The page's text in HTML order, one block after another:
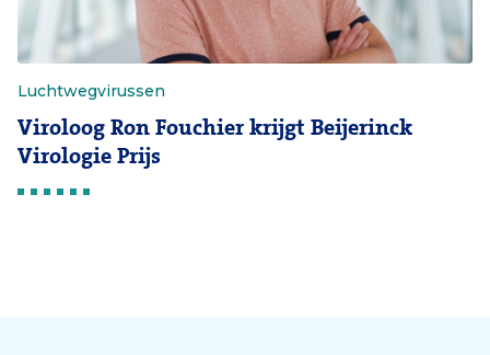
Luchtwegvirussen
Viroloog Ron Fouchier krijgt Beijerinck
Virologie Prijs